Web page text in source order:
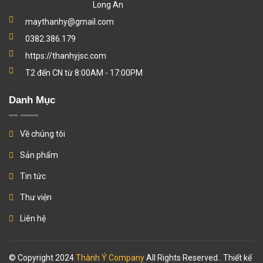
Long An
maythanhy@gmail.com
0382.386.179
https://thanhyjsc.com
T2 đến CN từ 8:00AM - 17:00PM
Danh Mục
Về chúng tôi
Sản phẩm
Tin tức
Thư viện
Liên hệ
© Copyright 2024Thành Ý CompanyAll Rights Reserved.. Thiết kế